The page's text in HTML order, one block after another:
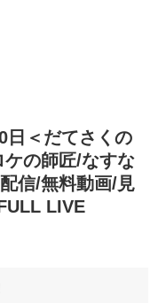
日＜だてさくの
の師匠/なすな
信/無料動画/見
LIVE